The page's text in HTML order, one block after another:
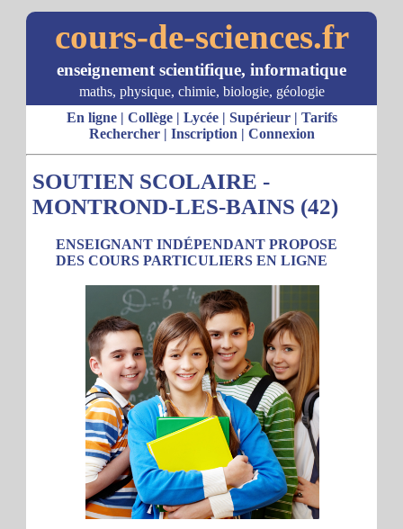
cours-de-sciences.fr
enseignement scientifique, informatique
maths, physique, chimie, biologie, géologie
En ligne| Collège| Lycée| Supérieur| Tarifs
Rechercher| Inscription | Connexion
SOUTIEN SCOLAIRE -
MONTROND-LES-BAINS (42)
ENSEIGNANT INDÉPENDANT PROPOSE
DES COURS PARTICULIERS EN LIGNE